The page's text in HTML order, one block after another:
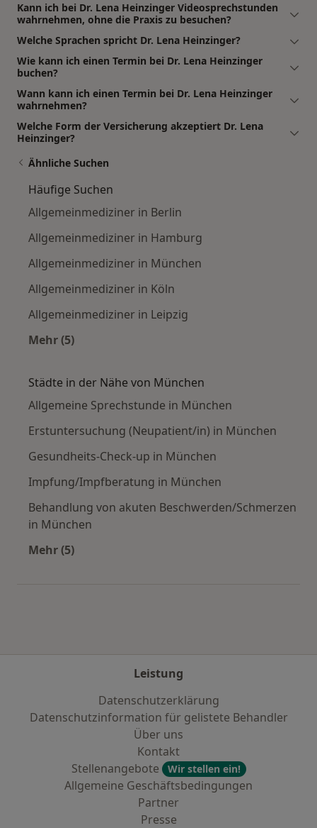
Kann ich bei Dr. Lena Heinzinger Videosprechstunden
wahrnehmen, ohne die Praxis zu besuchen?
Welche Sprachen spricht Dr. Lena Heinzinger?
Wie kann ich einen Termin bei Dr. Lena Heinzinger
buchen?
Wann kann ich einen Termin bei Dr. Lena Heinzinger
wahrnehmen?
Welche Form der Versicherung akzeptiert Dr. Lena
Heinzinger?
Ähnliche Suchen
Häufige Suchen
Allgemeinmediziner in Berlin
Allgemeinmediziner in Hamburg
Allgemeinmediziner in München
Allgemeinmediziner in Köln
Allgemeinmediziner in Leipzig
Mehr (5)
Städte in der Nähe von München
Allgemeine Sprechstunde in München
Erstuntersuchung (Neupatient/in) in München
Gesundheits-Check-up in München
Impfung/Impfberatung in München
Behandlung von akuten Beschwerden/Schmerzen
in München
Mehr (5)
Leistung
Datenschutzerklärung
Datenschutzinformation für gelistete Behandler
Über uns
Kontakt
Stellenangebote
Wir stellen ein!
Allgemeine Geschäftsbedingungen
Partner
Presse